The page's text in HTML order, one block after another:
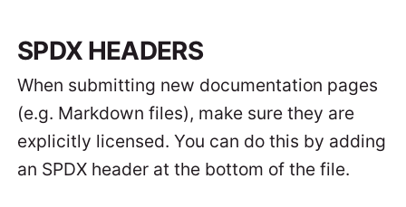
SPDX HEADERS
When submitting new documentation pages
(e.g. Markdown files), make sure they are
explicitly licensed. You can do this by adding
an SPDX header at the bottom of the file.